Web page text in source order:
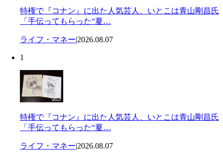
特権で『コナン』に出た人気芸人、いとこは青山剛昌氏
「手伝ってもらった“夏…
ライフ・マネー|2026.08.07
1
特権で『コナン』に出た人気芸人、いとこは青山剛昌氏
「手伝ってもらった“夏…
ライフ・マネー|2026.08.07